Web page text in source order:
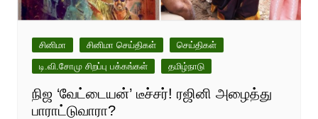
சினிமா சினிமா செய்திகள்
செய்திகள்
டி.வி.சோமு சிறப்பு பக்கங்கள்
தமிழ்நாடு
நிஜ ‘வேட்டையன்’ டீச்சர்! ரஜினி அழைத்து
பாராட்டுவாரா?